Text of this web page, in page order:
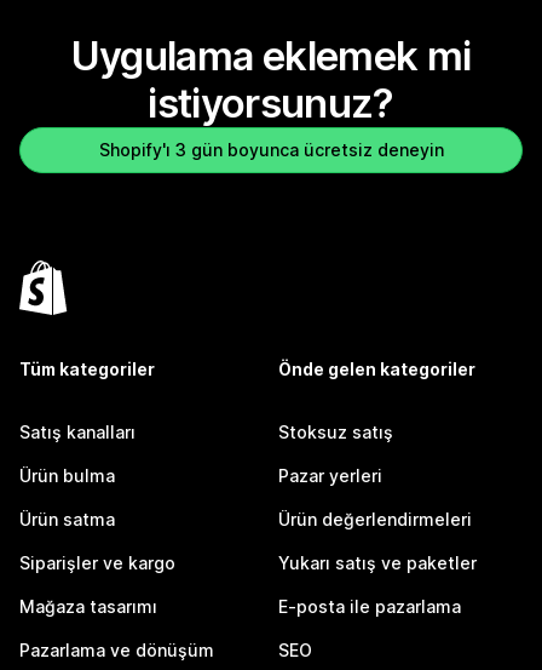
Uygulama eklemek mi
istiyorsunuz?
Shopify'ı 3 gün boyunca ücretsiz deneyin
Tüm kategoriler
Satış kanalları
Ürün bulma
Ürün satma
Siparişler ve kargo
Mağaza tasarımı
Pazarlama ve dönüşüm
Önde gelen kategoriler
Stoksuz satış
Pazar yerleri
Ürün değerlendirmeleri
Yukarı satış ve paketler
E-posta ile pazarlama
SEO